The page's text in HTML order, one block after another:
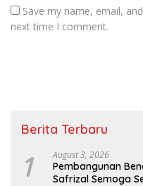
Save my name, email,
next time I comment.
Berita Terbaru
1 August 3, 2026
Pembangunan
Safrizal Semoga